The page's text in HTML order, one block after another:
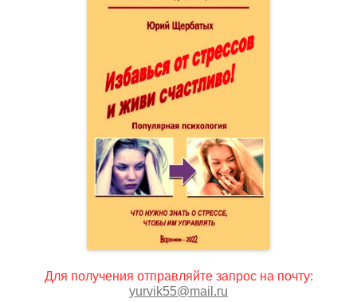
Для получения отправляйте запрос на почту:
yurvik55@mail.ru